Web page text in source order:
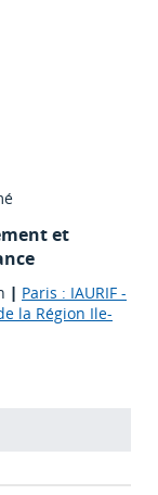
et
| Paris : IAURIF -
la Région Ile-